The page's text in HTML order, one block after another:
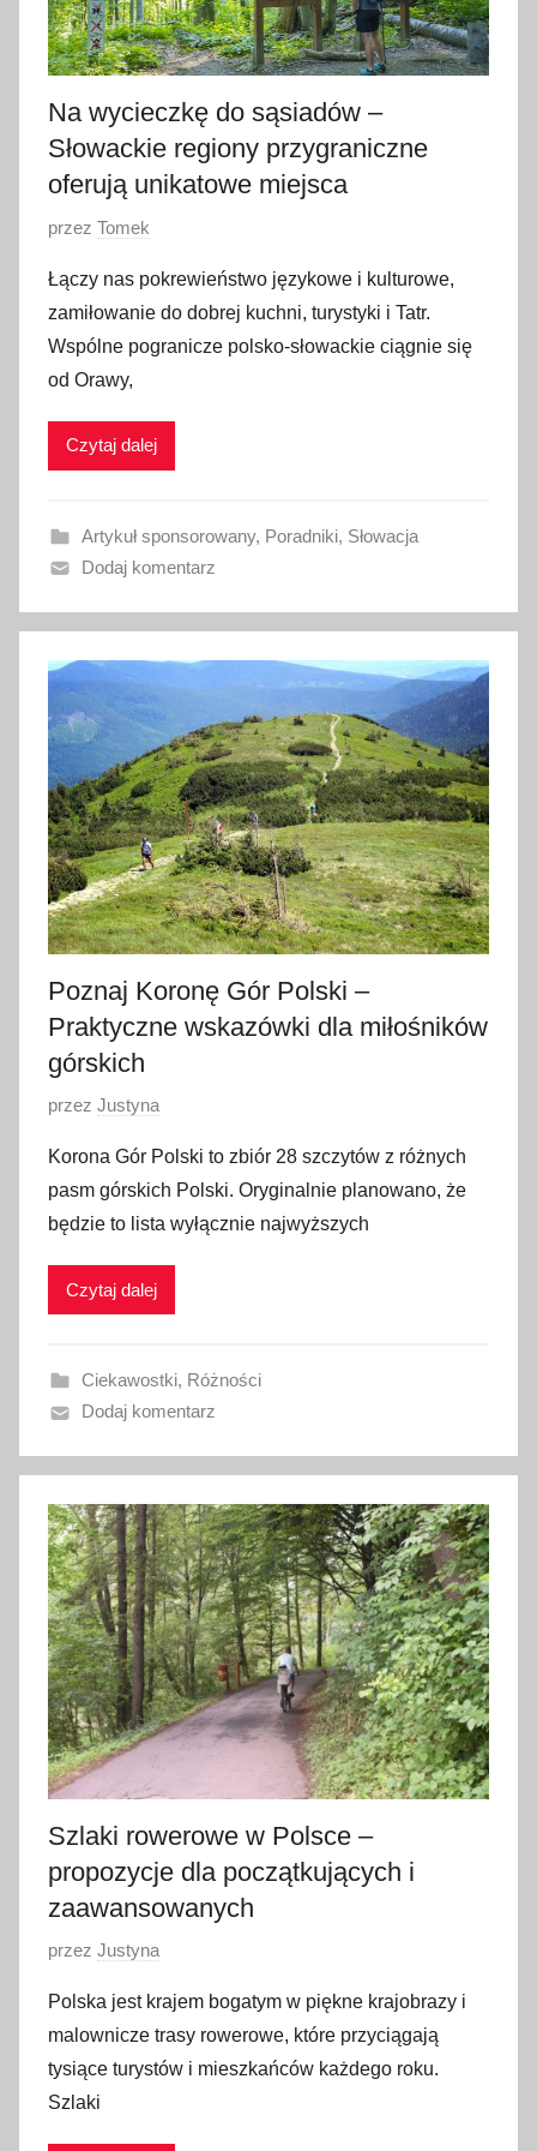
Na wycieczkę do sąsiadów –
Słowackie regiony przygraniczne
oferują unikatowe miejsca
O
u
b
l
i
w
n
o
9
c
e
r
w
c
a
2
0
2
przez Tomek
Łączy nas pokrewieństwo językowe i kulturowe,
zamiłowanie do dobrej kuchni, turystyki i Tatr.
Wspólne pogranicze polsko-słowackie ciągnie się
od Orawy,
Czytaj dalej
Artykuł sponsorowany, Poradniki, Słowacja
Dodaj komentarz
Poznaj Koronę Gór Polski –
Praktyczne wskazówki dla miłośników
górskich
O
u
b
l
i
a
n
3
0
m
a
r
c
a
2
0
2
3
przez Justyna
Korona Gór Polski to zbiór 28 szczytów z różnych
pasm górskich Polski. Oryginalnie planowano, że
będzie to lista wyłącznie najwyższych
Czytaj dalej
Ciekawostki, Różności
Dodaj komentarz
Szlaki rowerowe w Polsce –
propozycje dla początkujących i
zaawansowanych
O
u
b
l
i
przez Justyna
Polska jest krajem bogatym w piękne krajobrazy i
malownicze trasy rowerowe, które przyciągają
tysiące turystów i mieszkańców każdego roku.
Szlaki